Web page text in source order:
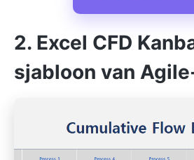
2. Excel CFD
sjabloon van